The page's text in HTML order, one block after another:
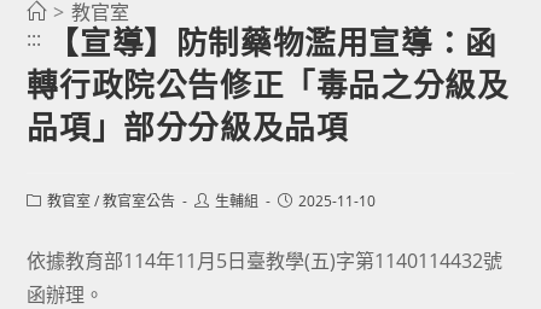
> 教官室
:::
【宣導】防制藥物濫用宣導：函
轉行政院公告修正「毒品之分級及
品項」部分分級及品項
Post教官室 / 教官室公告
Post生輔組
Post2025-11-10
依據教育部114年11月5日臺教學(五)字第1140114432號
函辦理。